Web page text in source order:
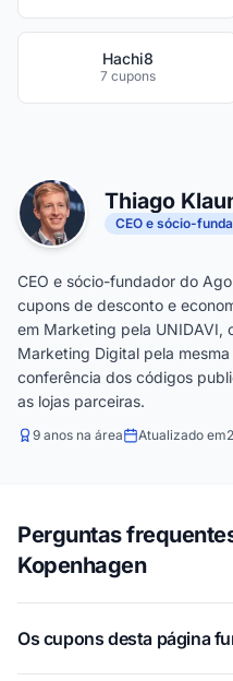
Hachi8
7 cupons
Thiago
CEO e sócio-
CEO e sócio-fundador do
cupons de desconto e
em Marketing pela UNIDAVI,
Marketing Digital pela
conferência dos códigos
as lojas parceiras.
9 anos na área Atualizado em
Perguntas
Kopenhagen
Os cupons desta página